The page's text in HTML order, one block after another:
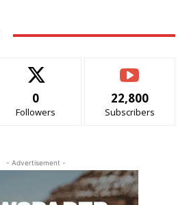
0
Followers
22,800
Subscribers
- Advertisement -